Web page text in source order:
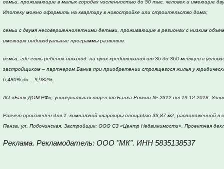
семьи, проживающие в малых городах численностью до 50 тыс. человек и имеющие
Ипотеку можно оформить на квартиру в новостройке или строительство дома;
семьи с двумя несовершеннолетними детьми, проживающие в регионах с низким
имеющих индивидуальные программы развития.
семьи, где есть ребенок-инвалид. на срок кредитования от 36 до 360 месяцев с
застройщиком – партнером Банка при приобретении строящегося жилья у
6,480% до – 9,982%.
АО «Банк ДОМ.РФ», универсальная лицензия Банка России № 2312 от 19.12.2018.
Расчет произведен для 1 -комнатной квартиры площадью 33,87 м2, расположенной
Пенза, ул. Побочинская. Застройщик: ООО СЗ «Центр Недвижимости». Проектная
Реклама. Рекламодатель: ООО "МК". ИНН 5835138537